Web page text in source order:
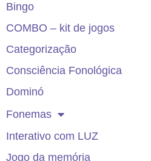
Bingo
COMBO – kit de jogos
Categorização
Consciência Fonológica
Dominó
Fonemas
Interativo com LUZ
Jogo da memória